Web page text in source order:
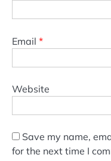
Email *
Website
Save my name,
for the next time I